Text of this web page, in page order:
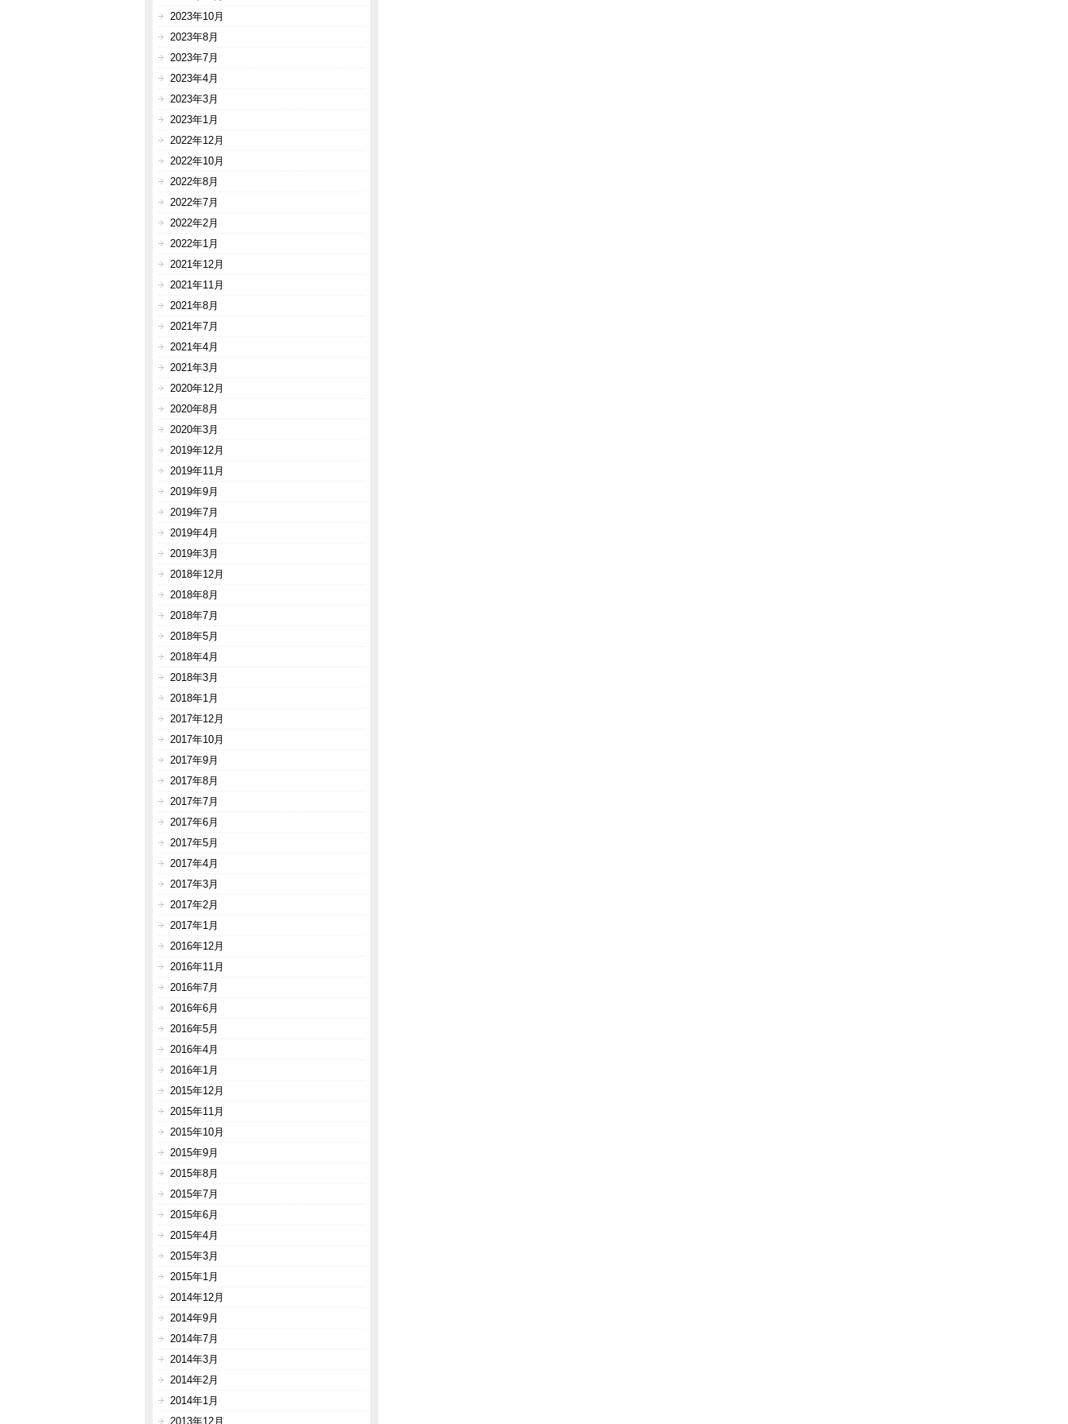
2023年10月
2023年8月
2023年7月
2023年4月
2023年3月
2023年1月
2022年12月
2022年10月
2022年8月
2022年7月
2022年2月
2022年1月
2021年12月
2021年11月
2021年8月
2021年7月
2021年4月
2021年3月
2020年12月
2020年8月
2020年3月
2019年12月
2019年11月
2019年9月
2019年7月
2019年4月
2019年3月
2018年12月
2018年8月
2018年7月
2018年5月
2018年4月
2018年3月
2018年1月
2017年12月
2017年10月
2017年9月
2017年8月
2017年7月
2017年6月
2017年5月
2017年4月
2017年3月
2017年2月
2017年1月
2016年12月
2016年11月
2016年7月
2016年6月
2016年5月
2016年4月
2016年1月
2015年12月
2015年11月
2015年10月
2015年9月
2015年8月
2015年7月
2015年6月
2015年4月
2015年3月
2015年1月
2014年12月
2014年9月
2014年7月
2014年3月
2014年2月
2014年1月
2013年12月